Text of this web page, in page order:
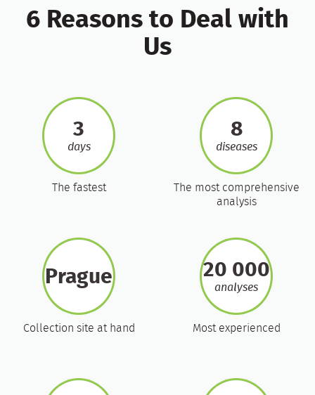
6 Reasons to Deal with
Us
3
days
The fastest
8
diseases
The most comprehensive
analysis
Prague
Collection site at hand
20 000
analyses
Most experienced